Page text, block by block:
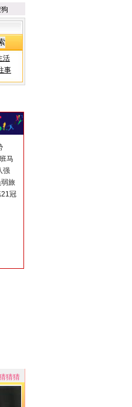
活
事
马
强
旅
21冠
猜猜